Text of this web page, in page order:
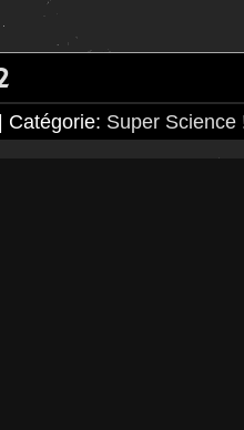
Catégorie: Super Science